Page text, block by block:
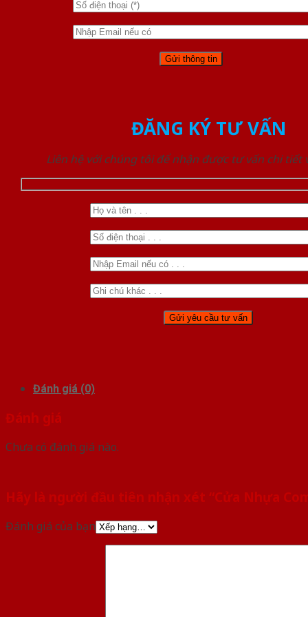
ĐĂNG KÝ TƯ VẤN
Liên hệ với chúng tôi để nhận được tư vấn chi tiết
Đánh giá (0)
Đánh giá
Chưa có đánh giá nào.
Hãy là người đầu tiên nhận xét “Cửa Nhựa
Đánh giá của bạn